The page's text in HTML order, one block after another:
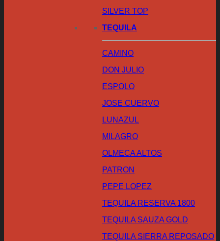
SILVER TOP
TEQUILA
CAMINO
DON JULIO
ESPOLO
JOSE CUERVO
LUNAZUL
MILAGRO
OLMECA ALTOS
PATRON
PEPE LOPEZ
TEQUILA RESERVA 1800
TEQUILA SAUZA GOLD
TEQUILA SIERRA REPOSADO